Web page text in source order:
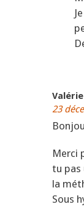
Valérie
23
Merci
tu pas
la
Sous